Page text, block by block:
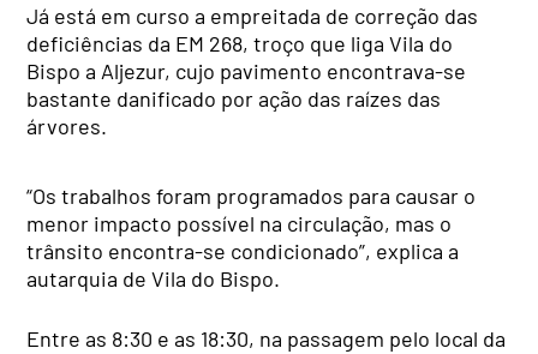
Já está em curso a empreitada de correção das
deficiências da EM 268, troço que liga Vila do
Bispo a Aljezur, cujo pavimento encontrava-se
bastante danificado por ação das raízes das
árvores.
“Os trabalhos foram programados para causar o
menor impacto possível na circulação, mas o
trânsito encontra-se condicionado”, explica a
autarquia de Vila do Bispo.
Entre as 8:30 e as 18:30, na passagem pelo local da